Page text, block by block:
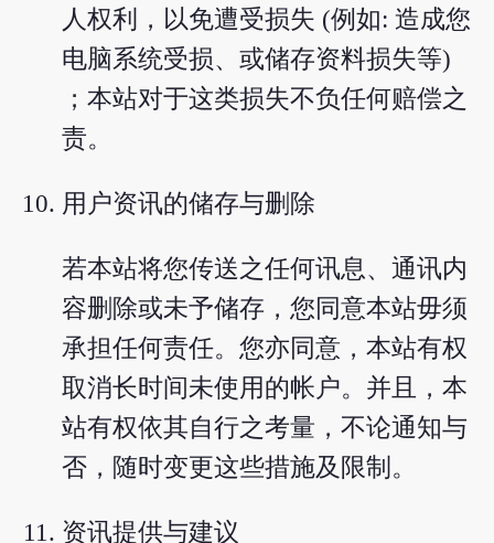
人权利，以免遭受损失 (例如: 造成您
电脑系统受损、或储存资料损失等)
；本站对于这类损失不负任何赔偿之
责。
用户资讯的储存与删除
若本站将您传送之任何讯息、通讯内
容删除或未予储存，您同意本站毋须
承担任何责任。您亦同意，本站有权
取消长时间未使用的帐户。并且，本
站有权依其自行之考量，不论通知与
否，随时变更这些措施及限制。
资讯提供与建议